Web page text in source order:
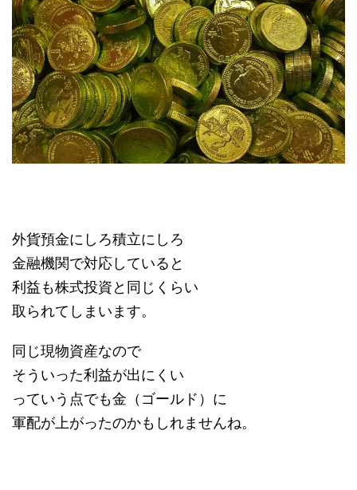
外貨預金にしろ積立にしろ
金融機関で対応していると
利益も株式投資と同じくらい
取られてしまいます。
同じ現物資産なので
そういった利益が出にくい
っていう点でも金（ゴールド）に
軍配が上がったのかもしれませんね。